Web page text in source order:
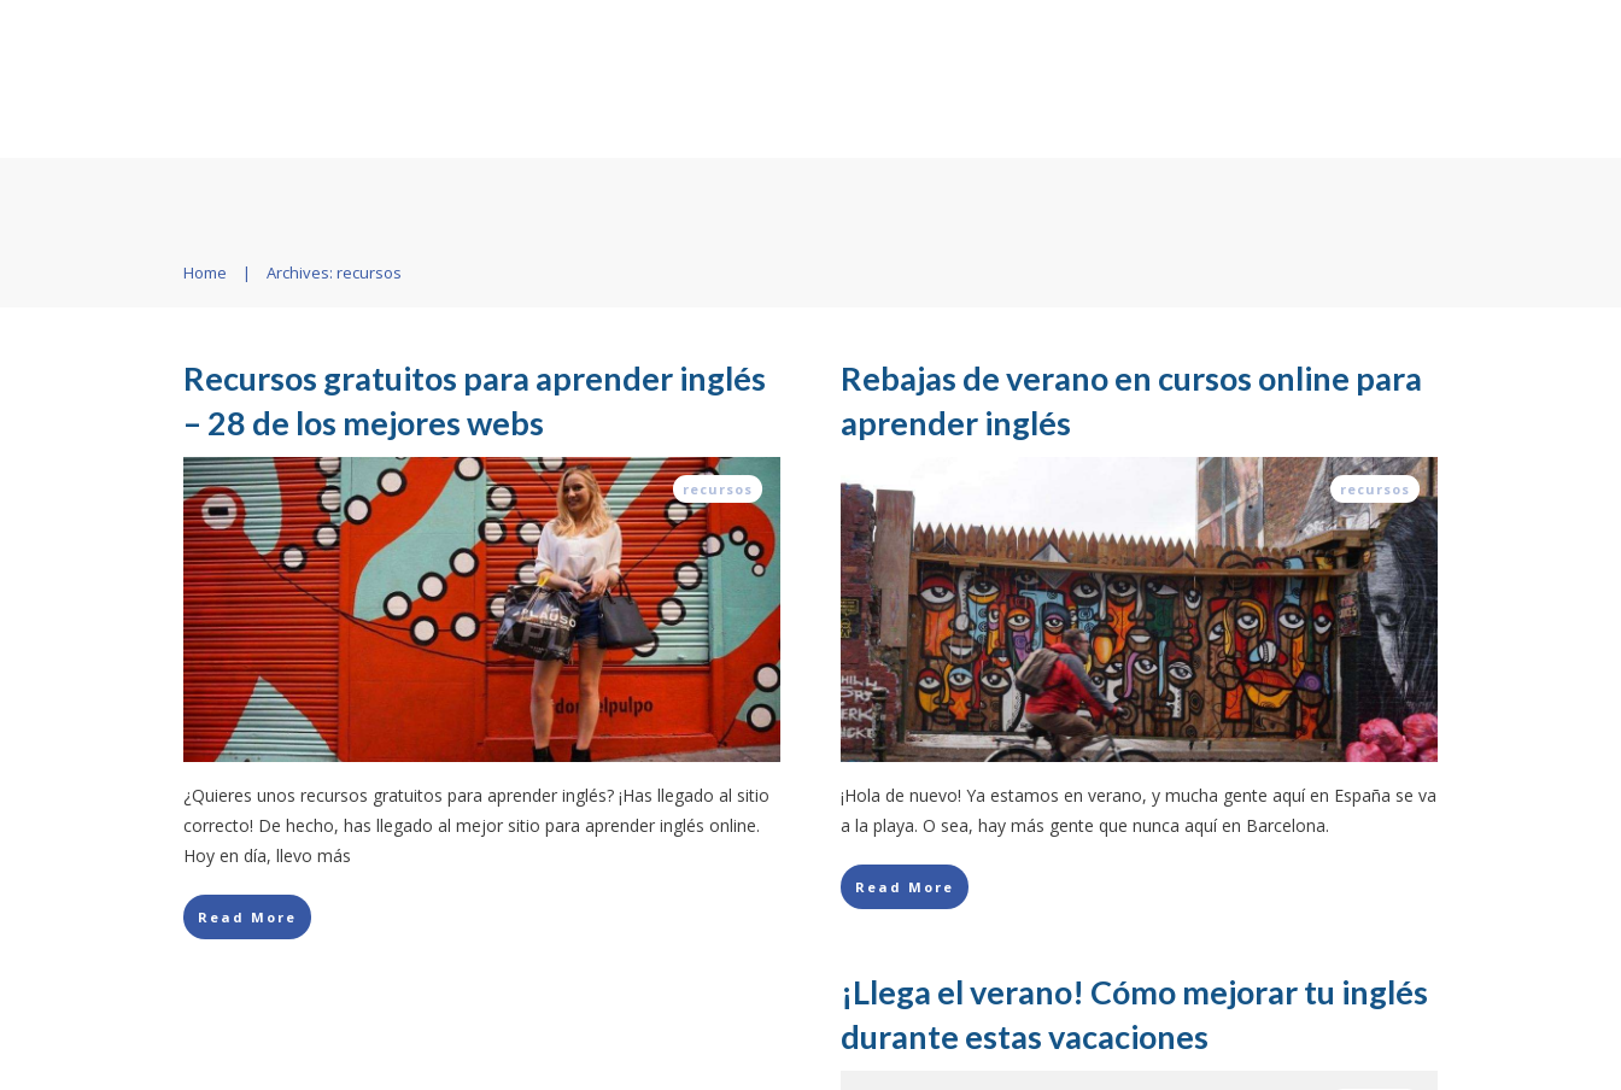
Home | Archives: recursos
Recursos gratuitos para aprender inglés
– 28 de los mejores webs
recursos
¿Quieres unos recursos gratuitos para aprender inglés? ¡Has llegado al sitio
correcto! De hecho, has llegado al mejor sitio para aprender inglés online.
Hoy en día, llevo más
Read More
Rebajas de verano en cursos online para
aprender inglés
recursos
¡Hola de nuevo! Ya estamos en verano, y mucha gente aquí en España se va
a la playa. O sea, hay más gente que nunca aquí en Barcelona.
Read More
¡Llega el verano! Cómo mejorar tu inglés
durante estas vacaciones